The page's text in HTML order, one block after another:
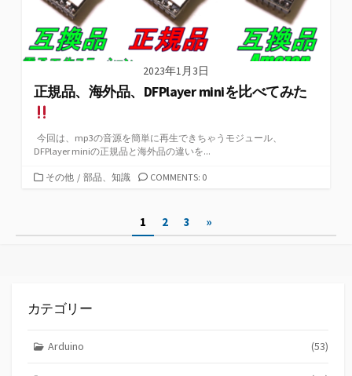
2023年1月3日
正規品、海外品、DFPlayer miniを比べてみた
今回は、mp3の音源を簡単に再生できちゃうモジュール、
DFPlayer miniの正規品と海外品の違いを...
カ
ー
その他 / 部品、知識 COMMENTS: 0
ビ
1 2 3 »
カテゴリー
Arduino (53)